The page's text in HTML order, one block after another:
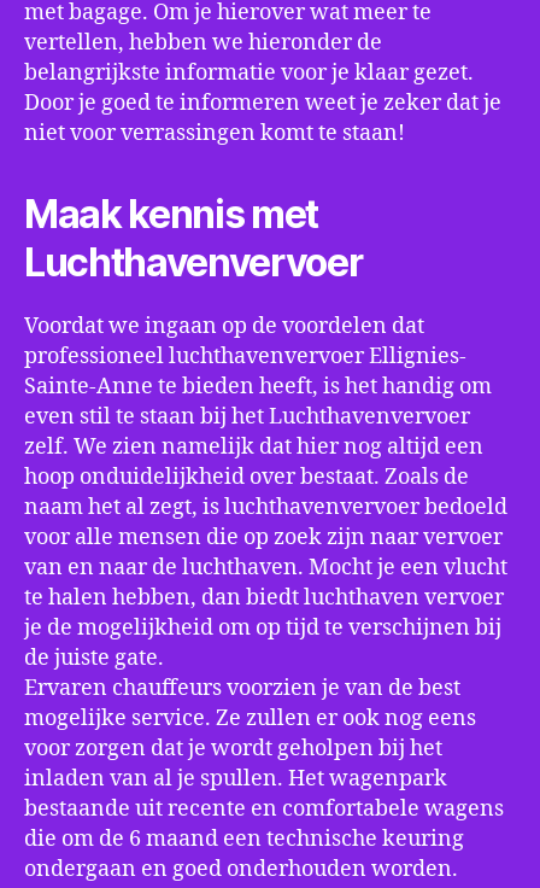
met bagage. Om je hierover wat meer te
vertellen, hebben we hieronder de
belangrijkste informatie voor je klaar gezet.
Door je goed te informeren weet je zeker dat je
niet voor verrassingen komt te staan!
Maak kennis met
Luchthavenvervoer
Voordat we ingaan op de voordelen dat
professioneel luchthavenvervoer Ellignies-
Sainte-Anne te bieden heeft, is het handig om
even stil te staan bij het Luchthavenvervoer
zelf. We zien namelijk dat hier nog altijd een
hoop onduidelijkheid over bestaat. Zoals de
naam het al zegt, is luchthavenvervoer bedoeld
voor alle mensen die op zoek zijn naar vervoer
van en naar de luchthaven. Mocht je een vlucht
te halen hebben, dan biedt luchthaven vervoer
je de mogelijkheid om op tijd te verschijnen bij
de juiste gate.
Ervaren chauffeurs voorzien je van de best
mogelijke service. Ze zullen er ook nog eens
voor zorgen dat je wordt geholpen bij het
inladen van al je spullen. Het wagenpark
bestaande uit recente en comfortabele wagens
die om de 6 maand een technische keuring
ondergaan en goed onderhouden worden.